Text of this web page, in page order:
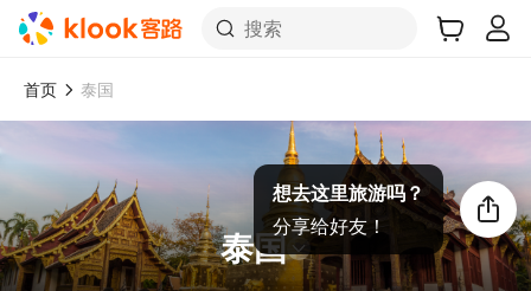
搜索
首页 泰国
泰国
想去这里旅游吗？
分享给好友！